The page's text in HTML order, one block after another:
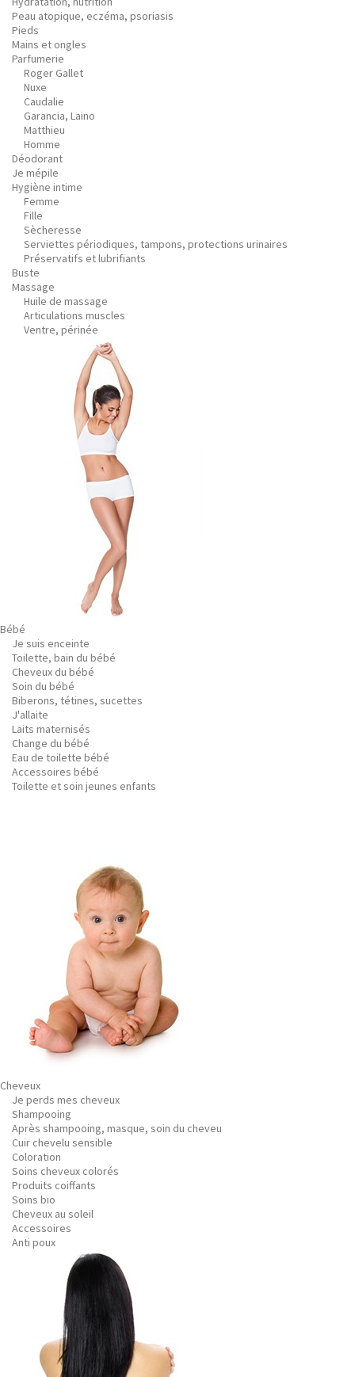
Peau atopique, eczéma, psoriasis
Pieds
Mains et ongles
Parfumerie
Roger Gallet
Nuxe
Caudalie
Garancia, Laino
Matthieu
Homme
Déodorant
Je mépile
Hygiène intime
Femme
Fille
Sècheresse
Serviettes périodiques, tampons, protections urinaires
Préservatifs et lubrifiants
Buste
Massage
Huile de massage
Articulations muscles
Ventre, périnée
Bébé
Je suis enceinte
Toilette, bain du bébé
Cheveux du bébé
Soin du bébé
Biberons, tétines, sucettes
J'allaite
Laits maternisés
Change du bébé
Eau de toilette bébé
Accessoires bébé
Toilette et soin jeunes enfants
Cheveux
Je perds mes cheveux
Shampooing
Après shampooing, masque, soin du cheveu
Cuir chevelu sensible
Coloration
Soins cheveux colorés
Produits coiffants
Soins bio
Cheveux au soleil
Accessoires
Anti poux